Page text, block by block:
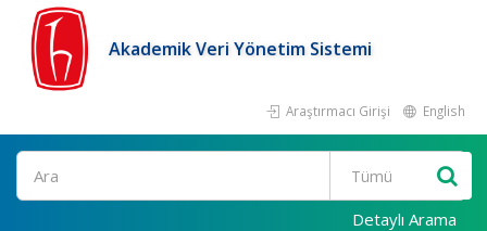
Akademik Veri Yönetim Sistemi
Araştırmacı Girişi English
Ara
Detaylı Arama